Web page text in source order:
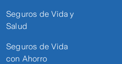
Seguros de Vida y
Salud
Seguros de Vida
con Ahorro